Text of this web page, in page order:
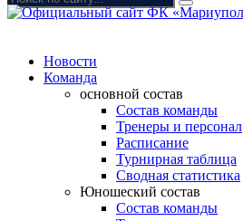
Новости
Команда
основной состав
Состав команды
Тренеры и персонал
Расписание
Турнирная таблица
Сводная статистика
Юношеский состав
Состав команды